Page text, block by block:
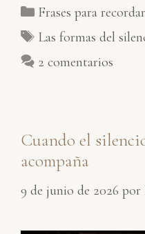
Categorías
Frases para recordar
Etiquetas
Las formas del
2 comentarios
Cuando el
acompaña
9 de junio de 2026 por